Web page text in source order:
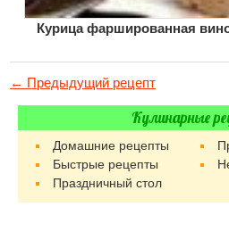
Курица фаршированная
← Предыдущий рецепт
Кулинарные
Домашние рецепты
Быстрые рецепты
Праздничный стол